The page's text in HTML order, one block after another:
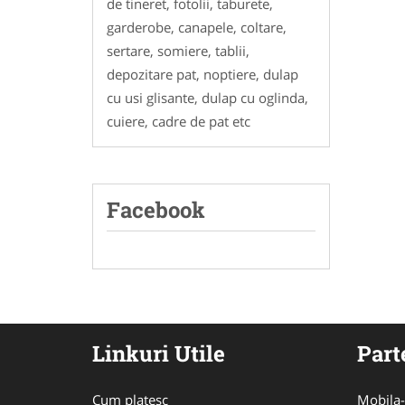
garderobe, canapele, coltare,
sertare, somiere, tablii,
depozitare pat, noptiere, dulap
cu usi glisante, dulap cu oglinda,
cuiere, cadre de pat etc
Facebook
Linkuri Utile
Cum platesc